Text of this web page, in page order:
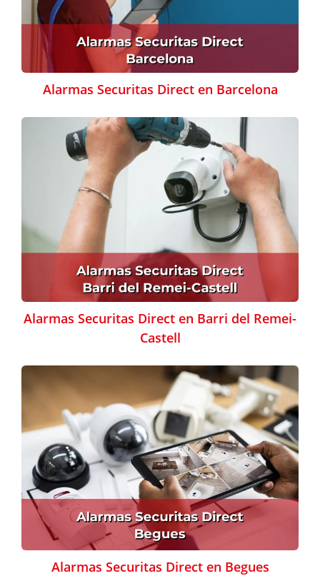
Alarmas Securitas Direct en Barcelona
Alarmas Securitas Direct en Barri del Remei-
Castell
Alarmas Securitas Direct en Begues